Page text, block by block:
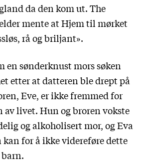
da den kom ut. The
mente at Hjem til mørket
rå og briljant».
en sønderknust mors søken
etter at datteren ble drept på
Eve, er ikke fremmed for
av livet. Hun og broren vokste
og alkoholisert mor, og Eva
for å ikke videreføre dette